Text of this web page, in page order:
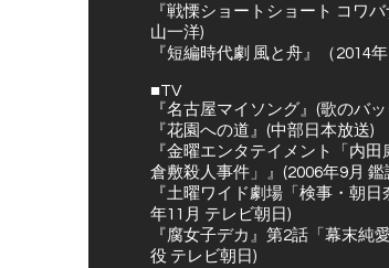
『戦慄ショートショート コワ
山一洋)
『短編時代劇 風と舟』（2014
■TV
『名古屋マイソング』(歌のバ
『花園への道』(中部日本放送)
『金曜エンタテイメント「内
倉敷殺人事件」』(2006年9月
『土曜ワイド劇場「検事・朝
年11月 テレビ朝日)
『腐女子デカ』第2話「幕末純
役 テレビ朝日)